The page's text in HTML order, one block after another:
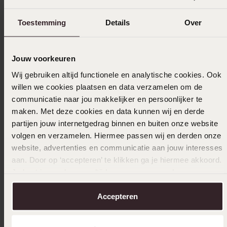
Toestemming Details Over
Jouw voorkeuren
Wij gebruiken altijd functionele en analytische cookies. Ook
willen we cookies plaatsen en data verzamelen om de
communicatie naar jou makkelijker en persoonlijker te
maken. Met deze cookies en data kunnen wij en derde
partijen jouw internetgedrag binnen en buiten onze website
volgen en verzamelen. Hiermee passen wij en derden onze
website, advertenties en communicatie aan jouw interesses
aan. Door op ‘accepteren’ te klikken ga je hiermee akkoord.
over in onscookiebeleid.
Accepteren